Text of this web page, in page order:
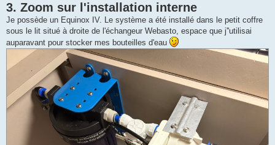
3. Zoom sur l'installation interne
Je possède un Equinox IV. Le système a été installé dans le petit coffre
sous le lit situé à droite de l'échangeur Webasto, espace que j''utilisai
auparavant pour stocker mes bouteilles d'eau